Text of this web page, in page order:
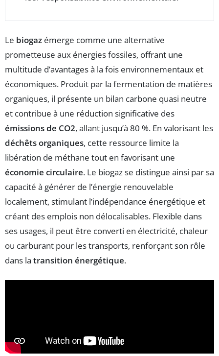
Le biogaz émerge comme une alternative
prometteuse aux énergies fossiles, offrant une
multitude d’avantages à la fois environnementaux et
économiques. Produit par la fermentation de matières
organiques, il présente un bilan carbone quasi neutre
et contribue à une réduction significative des
émissions de CO2, allant jusqu’à 80 %. En valorisant les
déchêts organiques, cette ressource limite la
libération de méthane tout en favorisant une
économie circulaire. Le biogaz se distingue ainsi par sa
capacité à générer de l’énergie renouvelable
localement, stimulant l’indépendance énergétique et
créant des emplois non délocalisables. Flexible dans
ses usages, il peut être converti en électricité, chaleur
ou carburant pour les transports, renforçant son rôle
dans la transition énergétique.